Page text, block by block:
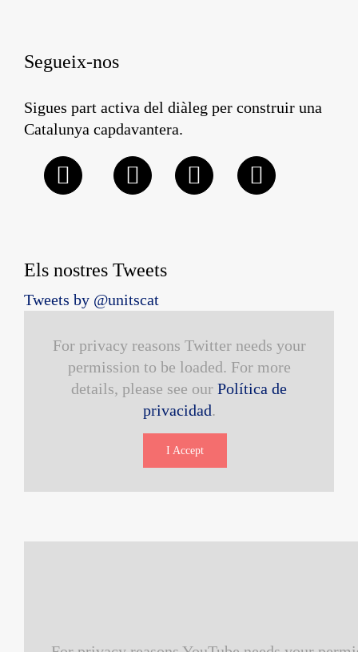
Segueix-nos
Sigues part activa del diàleg per construir una
Catalunya capdavantera.
Els nostres Tweets
Tweets by @unitscat
For privacy reasons Twitter needs your
permission to be loaded. For more
details, please see our Política de
privacidad.
I Accept